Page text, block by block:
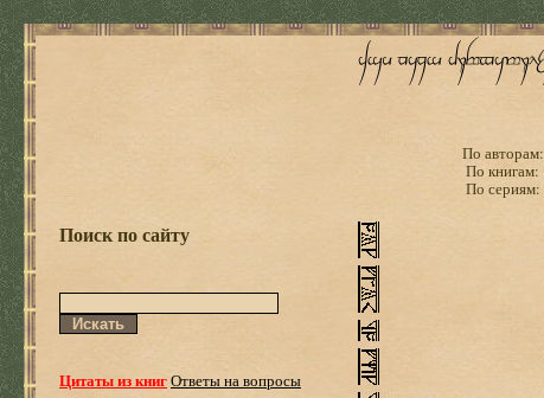
По авторам:
По книгам:
По сериям:
Поиск по сайту
Цитаты из книгОтветы на вопросы